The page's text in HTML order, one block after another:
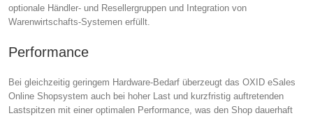
optionale Händler- und Resellergruppen und Integration von
Warenwirtschafts-Systemen erfüllt.
Performance
Bei gleichzeitig geringem Hardware-Bedarf überzeugt das OXID eSales
Online Shopsystem auch bei hoher Last und kurzfristig auftretenden
Lastspitzen mit einer optimalen Performance, was den Shop dauerhaft